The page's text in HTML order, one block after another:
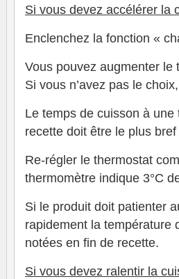
Si vous devez accélérer la
Enclenchez la fonction «
Vous pouvez augmenter le
Si vous n’avez pas le
Le temps de cuisson à
recette doit être le plus
Re-régler le thermostat
thermomètre indique 3°C
Si le produit doit patienter
rapidement la température
notées en fin de recette.
Si vous devez ralentir la